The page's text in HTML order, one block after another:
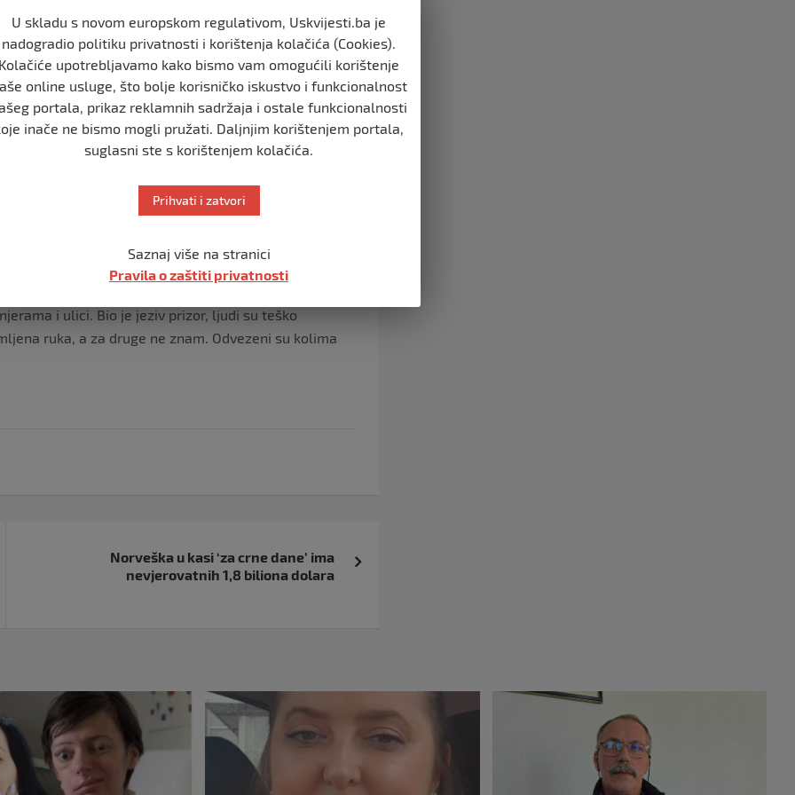
star oko 60 godina, koji je pod punim gasom, oborio
Iz pravca Studentskog trga naišlo je jedno
jedan čovek pomjeri kako bi on skrenuo udesno.
koji su se nalazili na pješačkom prijelazu. Tada su
prijelazu – navodi očevidac N. B. za portal
umjesto da zaustavi vozilo, nepoznati muškarac
i ulici. Bio je jeziv prizor, ljudi su teško
ruka, a za druge ne znam. Odvezeni su kolima
Norveška u kasi ‘za crne dane’ ima
nevjerovatnih 1,8 biliona dolara
U skladu s novom europskom regulativom, Uskvijesti.ba je
nadogradio politiku privatnosti i korištenja kolačića (Cookies).
Kolačiće upotrebljavamo kako bismo vam omogućili korištenje
online usluge, što bolje korisničko iskustvo i funkcionalnost
portala, prikaz reklamnih sadržaja i ostale funkcionalnosti
inače ne bismo mogli pružati. Daljnjim korištenjem portala,
suglasni ste s korištenjem kolačića.
Prihvati i zatvori
Saznaj više na stranici
Pravila o zaštiti privatnosti